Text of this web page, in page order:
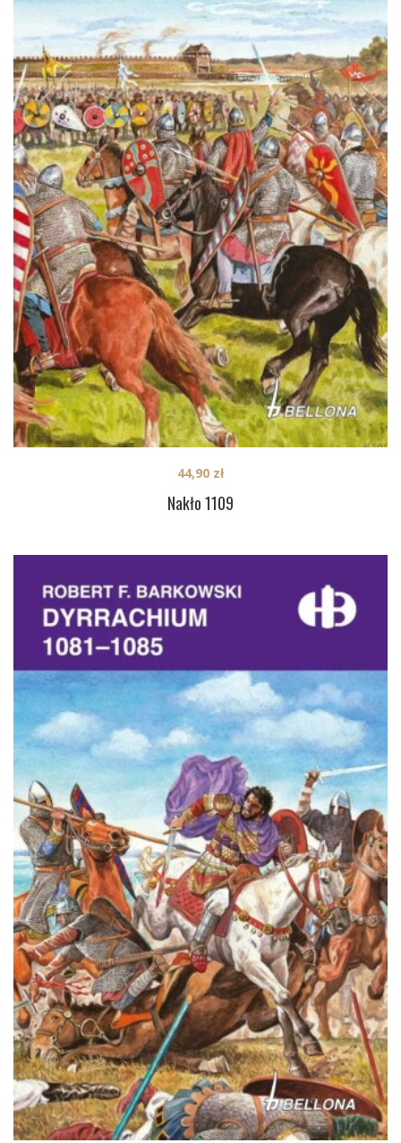
Nakło 1109
44,90 zł